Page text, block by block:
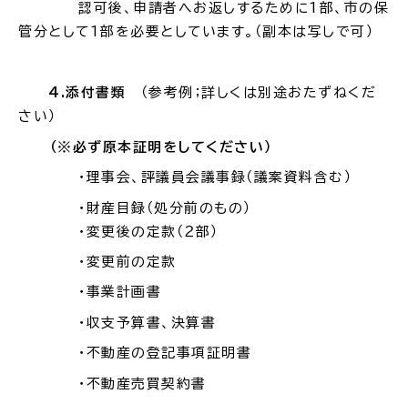
便利なサービス
くらしの便利情報 子育て便利帳
認可後、申請者へお返しするために 1 部、市の保
管分として 1 部を必要としています。（副本は写しで可）
4.添付書類
（参考例；詳しくは別途おたずねくだ
さい）
（※必ず 原本証明 をしてください）
・理事会、評議員会議事録（議案資料含む）
・財産目録（処分前のもの）
・変更後の定款（２部）
・変更前の定款
・事業計画書
・収支予算書、決算書
・不動産の登記事項証明書
・不動産売買契約書